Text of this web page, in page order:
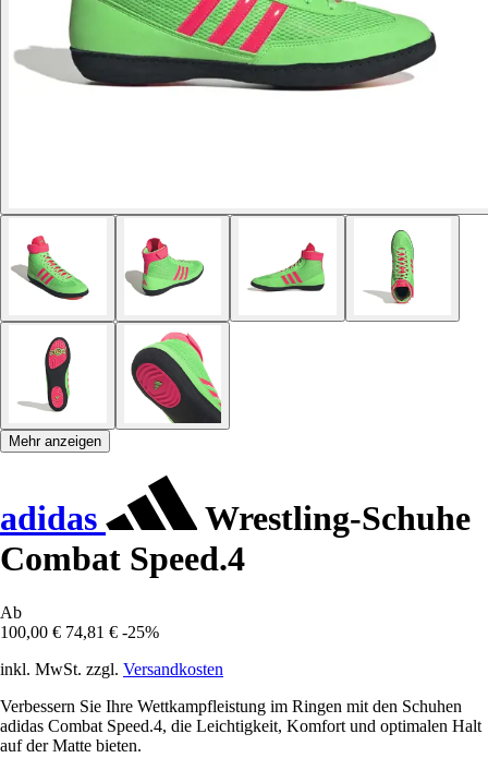
Mehr anzeigen
adidas
Wrestling-Schuhe
Combat Speed.4
Ab
100,00 € 74,81 € -25%
inkl. MwSt. zzgl. Versandkosten
Verbessern Sie Ihre Wettkampfleistung im Ringen mit den Schuhen
adidas Combat Speed.4, die Leichtigkeit, Komfort und optimalen Halt
auf der Matte bieten.